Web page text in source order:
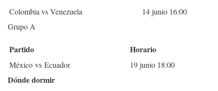
Colombia vs Venezuela
14 junio 16:00
Grupo A
Partido Horario
México vs Ecuador 19 junio 18:00
Dónde dormir